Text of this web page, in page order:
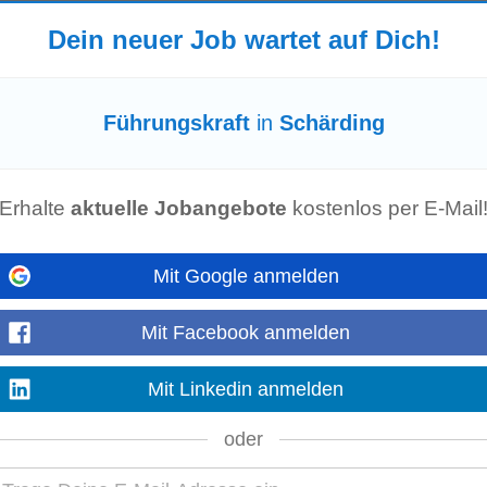
Tätigkeit • ansprechendes Gehalt ab € 75.600,-* mit
zukunftssicheren...
und diverse externe Ansprechpartner (inkl.
Fragen Konnten wir dich für die Position begeistern? Dann freuen...
Kommunikation auf Augenhöhe und Effizienz machen Sie zu einer
in einem zukunftsorientierten...
Fleck. Mehrjährige Führungserfahrung in der alpinen Hotellerie oder
Dein neuer Job wartet auf Dich!
Führungskraftin Schärding
Erhalte aktuelle Jobangebote kostenlos per E-Mail!
Mit Google anmelden
Mit Facebook anmelden
Mit Linkedin anmelden
oder